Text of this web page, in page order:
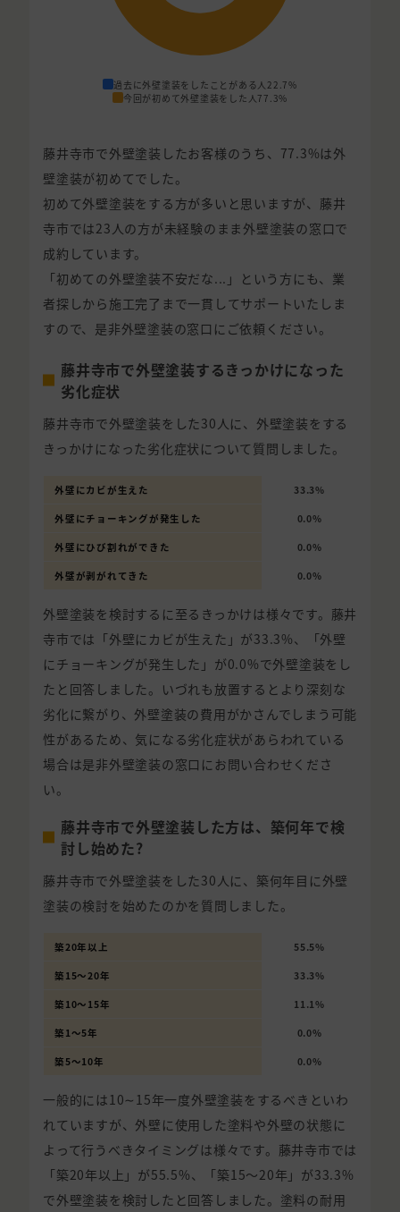
過去に外壁塗装をしたことがある人 22.7%
今回が初めて外壁塗装をした人 77.3%
藤井寺市で外壁塗装したお客様のうち、77.3%は外
壁塗装が初めてでした。
初めて外壁塗装をする方が多いと思いますが、藤井
寺市では23人の方が未経験のまま外壁塗装の窓口で
成約しています。
「初めての外壁塗装不安だな...」という方にも、業
者探しから施工完了まで一貫してサポートいたしま
すので、是非外壁塗装の窓口にご依頼ください。
藤井寺市で外壁塗装するきっかけになった
劣化症状
藤井寺市で外壁塗装をした30人に、外壁塗装をする
きっかけになった劣化症状について質問しました。
外壁にカビが生えた 33.3%
外壁にチョーキングが発生した 0.0%
外壁にひび割れができた 0.0%
外壁が剥がれてきた 0.0%
外壁塗装を検討するに至るきっかけは様々です。藤井
寺市では「外壁にカビが生えた」が33.3%、「外壁
にチョーキングが発生した」が0.0%で外壁塗装をし
たと回答しました。いづれも放置するとより深刻な
劣化に繋がり、外壁塗装の費用がかさんでしまう可能
性があるため、気になる劣化症状があらわれている
場合は是非外壁塗装の窓口にお問い合わせくださ
い。
藤井寺市で外壁塗装した方は、築何年で検
討し始めた?
藤井寺市で外壁塗装をした30人に、築何年目に外壁
塗装の検討を始めたのかを質問しました。
築20年以上 55.5%
築15〜20年 33.3%
築10〜15年 11.1%
築1〜5年 0.0%
築5〜10年 0.0%
一般的には10∼15年一度外壁塗装をするべきといわ
れていますが、外壁に使用した塗料や外壁の状態に
よって行うべきタイミングは様々です。藤井寺市では
「築20年以上」が55.5%、「築15〜20年」が33.3%
で外壁塗装を検討したと回答しました。塗料の耐用